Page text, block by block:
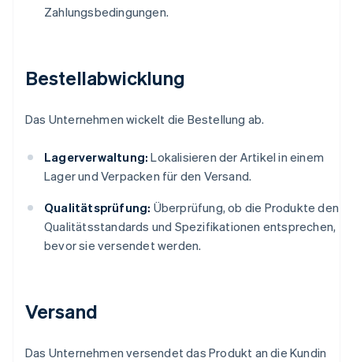
Zahlungsbedingungen.
Bestellabwicklung
Das Unternehmen wickelt die Bestellung ab.
Lagerverwaltung: Lokalisieren der Artikel in einem
Lager und Verpacken für den Versand.
Qualitätsprüfung: Überprüfung, ob die Produkte den
Qualitätsstandards und Spezifikationen entsprechen,
bevor sie versendet werden.
Versand
Das Unternehmen versendet das Produkt an die Kundin